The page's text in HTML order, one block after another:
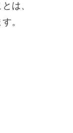
は、
。